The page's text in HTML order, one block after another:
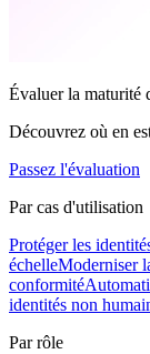
Évaluer la maturité
Découvrez où en
Passez l'évaluation
Par cas d'utilisation
Protéger les
échelleModerniser
conformité
identités non
Par rôle